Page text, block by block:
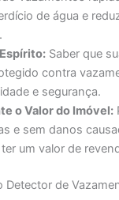
de água e
Saber que
contra
e segurança.
o Valor do Imóvel:
e sem danos
um valor de
Detector de